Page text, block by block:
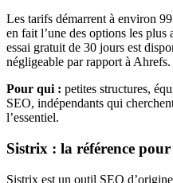
Les tarifs démarrent à environ
en fait l’une des options les plus
essai gratuit de 30 jours est
négligeable par rapport à Ahrefs.
Pour qui : petites structures,
SEO, indépendants qui
l’essentiel.
Sistrix : la référence pour
Sistrix est un outil SEO